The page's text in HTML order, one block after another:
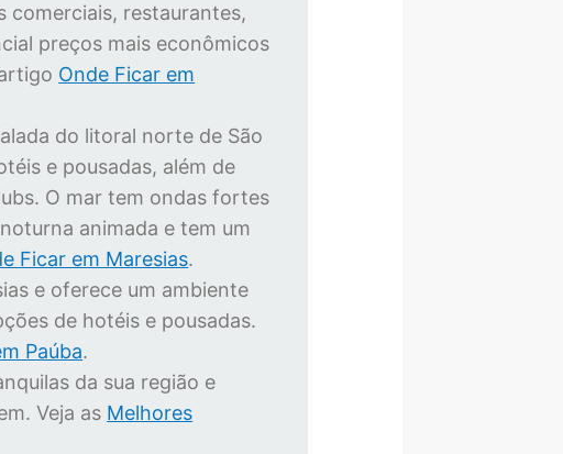
comerciais, restaurantes,
preços mais econômicos
Onde Ficar em
do litoral norte de São
e pousadas, além de
O mar tem ondas fortes
animada e tem um
Ficar em Maresias.
e oferece um ambiente
de hotéis e pousadas.
Paúba.
da sua região e
Veja as Melhores